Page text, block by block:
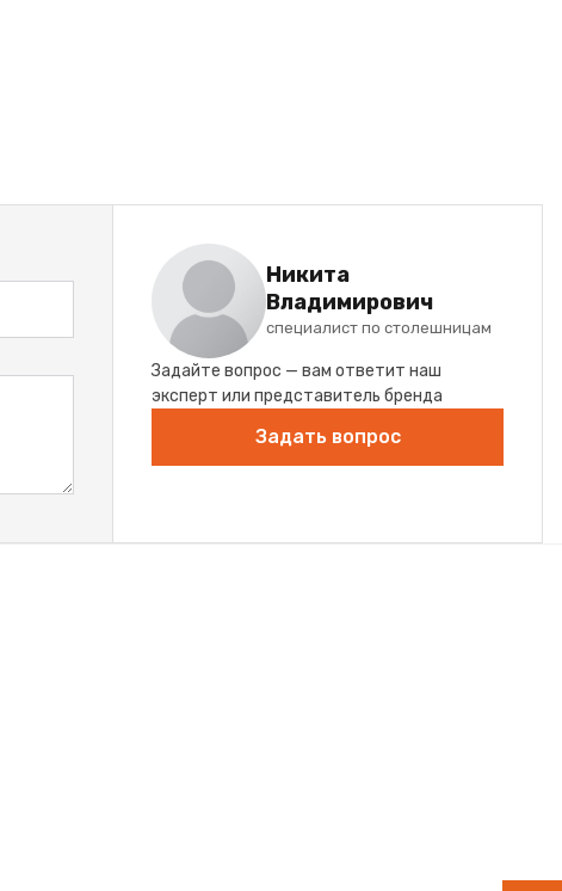
Никита
Владимирович
специалист по столешницам
Задайте вопрос — вам ответит наш
эксперт или представитель бренда
Задать вопрос